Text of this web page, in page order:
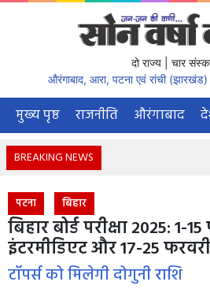
दो राज्य | चार
औरंगाबाद, आरा, पटना एवं रांची (झारखंड)
मुख्य पृष्ठ राजनीति औरंगाबाद
BREAKING NEWS
पटना बिहार
बिहार बोर्ड परीक्षा 2025: 1-
इंटरमीडिएट और 17-25
टॉपर्स को मिलेगी दोगुनी राशि